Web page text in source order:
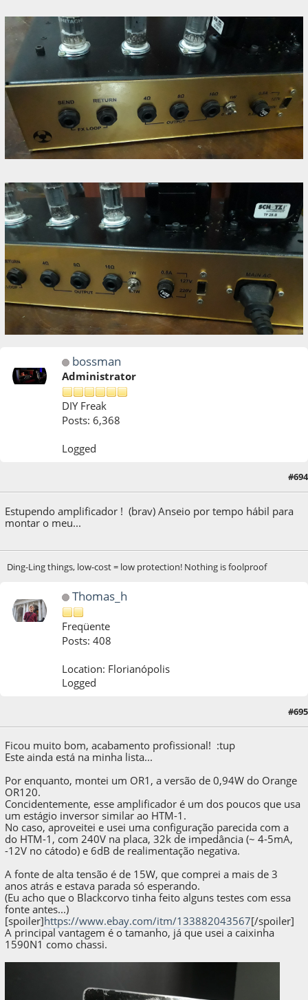
bossman
Administrator
DIY Freak
Posts: 6,368
Logged
#694
Estupendo amplificador ! (brav) Anseio por tempo hábil para
montar o meu...
Ding-Ling things, low-cost = low protection! Nothing is foolproof
Thomas_h
Freqüente
Posts: 408
Location: Florianópolis
Logged
#695
Ficou muito bom, acabamento profissional! :tup
Este ainda está na minha lista...
Por enquanto, montei um OR1, a versão de 0,94W do Orange
OR120.
Concidentemente, esse amplificador é um dos poucos que usa
um estágio inversor similar ao HTM-1.
No caso, aproveitei e usei uma configuração parecida com a
do HTM-1, com 240V na placa, 32k de impedância (~ 4-5mA,
-12V no cátodo) e 6dB de realimentação negativa.
A fonte de alta tensão é de 15W, que comprei a mais de 3
anos atrás e estava parada só esperando.
(Eu acho que o Blackcorvo tinha feito alguns testes com essa
fonte antes...)
[spoiler]https://www.ebay.com/itm/133882043567[/spoiler]
A principal vantagem é o tamanho, já que usei a caixinha
1590N1 como chassi.